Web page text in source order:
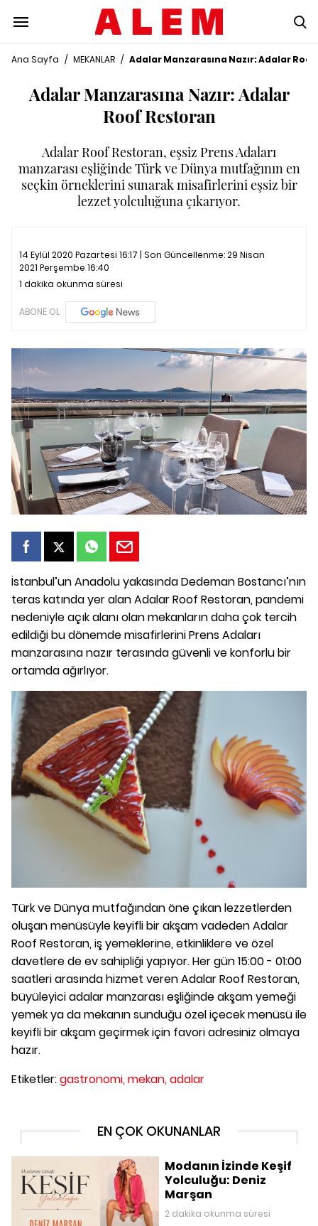
Ana Sayfa / MEKANLAR / Adalar Manzarasına Nazır: Adalar
Adalar Manzarasına Nazır: Adalar
Roof Restoran
Adalar Roof Restoran, eşsiz Prens Adaları
manzarası eşliğinde Türk ve Dünya mutfağının en
seçkin örneklerini sunarak misafirlerini eşsiz bir
lezzet yolculuğuna çıkarıyor.
14 Eylül 2020 Pazartesi 16:17 | Son Güncellenme:29 Nisan
2021 Perşembe 16:40
1 dakika okunma süresi
ABONE OL
İstanbul’un Anadolu yakasında Dedeman Bostancı’nın
teras katında yer alan Adalar Roof Restoran, pandemi
nedeniyle açık alanı olan mekanların daha çok tercih
edildiği bu dönemde misafirlerini Prens Adaları
manzarasına nazır terasında güvenli ve konforlu bir
ortamda ağırlıyor.
Türk ve Dünya mutfağından öne çıkan lezzetlerden
oluşan menüsüyle keyifli bir akşam vadeden Adalar
Roof Restoran, iş yemeklerine, etkinliklere ve özel
davetlere de ev sahipliği yapıyor. Her gün 15:00 - 01:00
saatleri arasında hizmet veren Adalar Roof Restoran,
büyüleyici adalar manzarası eşliğinde akşam yemeği
yemek ya da mekanın sunduğu özel içecek menüsü ile
keyifli bir akşam geçirmek için favori adresiniz olmaya
hazır.
Etiketler:gastronomi,mekan,adalar
EN ÇOK OKUNANLAR
Modanın İzinde Keşif
Yolculuğu: Deniz
Marşan
2 dakika okunma süresi